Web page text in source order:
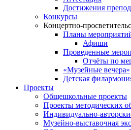
Достижения
Конкурсы
Концертно-
Планы
Афиши
Проведенные
Отчёты по
«Музейные вечера»
Детская
Проекты
Общешкольные проекты
Проекты методических
Индивидуально-
Музейно-выставочная